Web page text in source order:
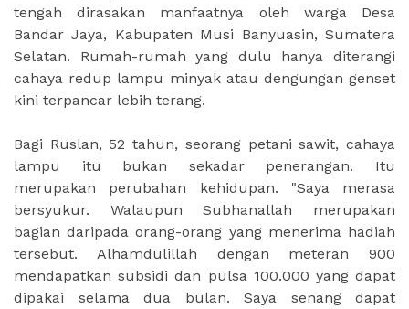
tengah dirasakan manfaatnya oleh warga Desa
Bandar Jaya, Kabupaten Musi Banyuasin, Sumatera
Selatan. Rumah-rumah yang dulu hanya diterangi
cahaya redup lampu minyak atau dengungan genset
kini terpancar lebih terang.
Bagi Ruslan, 52 tahun, seorang petani sawit, cahaya
lampu itu bukan sekadar penerangan. Itu
merupakan perubahan kehidupan. "Saya merasa
bersyukur. Walaupun Subhanallah merupakan
bagian daripada orang-orang yang menerima hadiah
tersebut. Alhamdulillah dengan meteran 900
mendapatkan subsidi dan pulsa 100.000 yang dapat
dipakai selama dua bulan. Saya senang dapat